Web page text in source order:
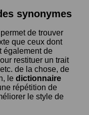
synonymes
permet de trouver
que ceux dont
également de
restituer un trait
de la chose, de
le dictionnaire
répétition de
le style de